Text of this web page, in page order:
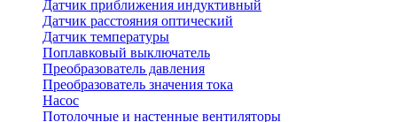
Датчик приближения индуктивный
Датчик расстояния оптический
Датчик температуры
Поплавковый выключатель
Преобразователь давления
Преобразователь значения тока
Насос
Потолочные и настенные вентиляторы